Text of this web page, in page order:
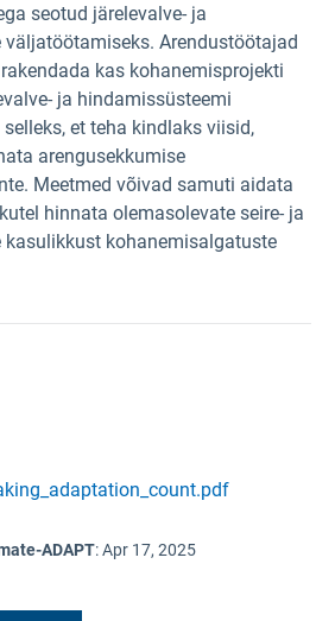
seotud järelevalve- ja
Arendustöötajad
kas kohanemisprojekti
ja hindamissüsteemi
et teha kindlaks viisid,
arengusekkumise
Meetmed võivad samuti aidata
hinnata olemasolevate seire- ja
kohanemisalgatuste
ADAPT:Apr 17, 2025